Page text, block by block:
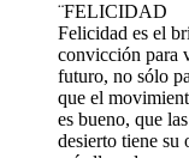
¨FELICIDAD
Felicidad es el
convicción para
futuro, no sólo
que el
es bueno, que
desierto tiene su